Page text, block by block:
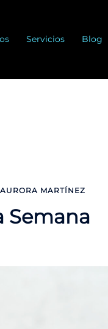
Servicios Blog
AURORA MARTÍNEZ
Semana